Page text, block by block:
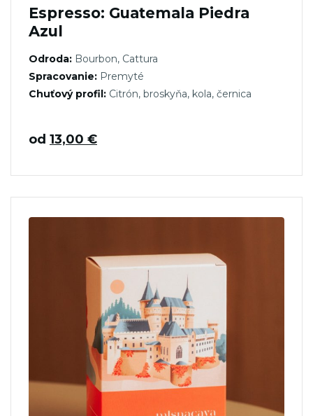
Espresso: Guatemala Piedra
Azul
Odroda: Bourbon, Cattura
Spracovanie: Premyté
Chuťový profil: Citrón, broskyňa, kola, černica
od 13,00 €